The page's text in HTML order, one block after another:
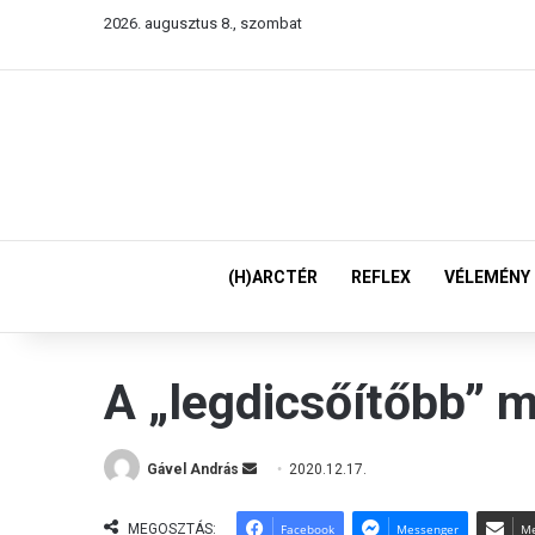
2026. augusztus 8., szombat
(H)ARCTÉR REFLEX VÉLEMÉNY
A „legdicsőítőbb”
Gável András
n
2020.12.17.
MEGOSZTÁS: Facebook Messenger